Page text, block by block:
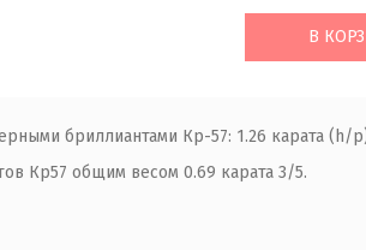
В
бриллиантами Кр-57: 1.26 карата (h/
Кр57 общим весом 0.69 карата 3/5.